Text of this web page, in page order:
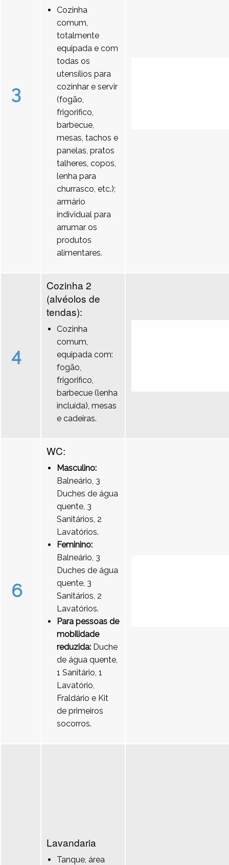
3
Cozinha
comum,
totalmente
equipada e com
todas os
utensílios para
cozinhar e servir
(fogão,
frigorifico,
barbecue,
mesas, tachos e
panelas, pratos
talheres, copos,
lenha para
churrasco, etc.);
armário
individual para
arrumar os
produtos
alimentares.
4
Cozinha 2
(alvéolos de
tendas):
Cozinha
comum,
equipada com:
fogão,
frigorifico,
barbecue (lenha
incluída), mesas
e cadeiras.
6
WC:
Masculino:
Balneário, 3
Duches de água
quente, 3
Sanitários, 2
Lavatórios.
Feminino:
Balneário, 3
Duches de água
quente, 3
Sanitários, 2
Lavatórios.
Para pessoas de
mobilidade
reduzida: Duche
de água quente,
1 Sanitário, 1
Lavatório,
Fraldário e Kit
de primeiros
socorros.
Lavandaria
Tanque, área